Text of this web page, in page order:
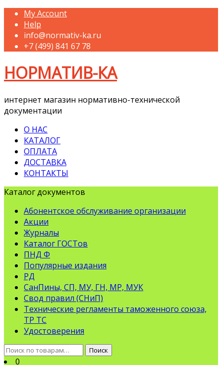
My Account
Help
info@normativ-ka.ru
+7 (499) 841 67 78
НОРМАТИВ-КА
интернет магазин нормативно-технической
документации
О НАС
КАТАЛОГ
ОПЛАТА
ДОСТАВКА
КОНТАКТЫ
Каталог документов
Абонентское обслуживание организации
Акции
Журналы
Каталог ГОСТов
ПНД Ф
Популярные издания
РД
СанПины, СП, МУ, ГН, МР, МУК
Свод правил (СНиП)
Технические регламенты таможенного союза,
ТР ТС
Удостоверения
Искать:
Поиск
0